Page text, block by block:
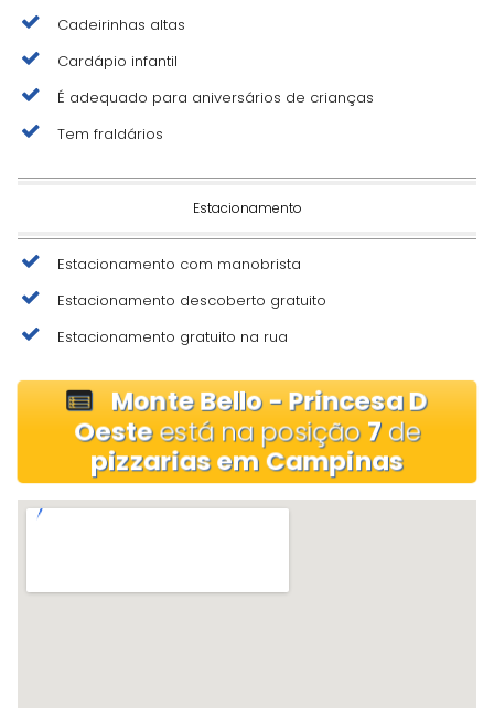
Cadeirinhas altas
Cardápio infantil
É adequado para aniversários de crianças
Tem fraldários
Estacionamento
Estacionamento com manobrista
Estacionamento descoberto gratuito
Estacionamento gratuito na rua
Monte Bello - Princesa D
Oesteestá na posição7 de
pizzarias em Campinas